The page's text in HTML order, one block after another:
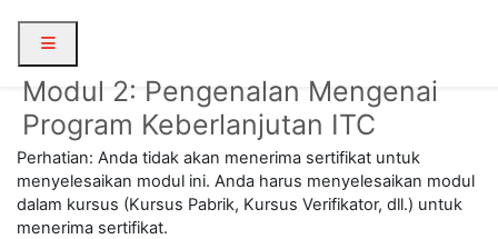
Side panel
Modul 2: Pengenalan Mengenai
Program Keberlanjutan ITC
Perhatian: Anda tidak akan menerima sertifikat untuk
menyelesaikan modul ini. Anda harus menyelesaikan modul
dalam kursus (Kursus Pabrik, Kursus Verifikator, dll.) untuk
menerima sertifikat.